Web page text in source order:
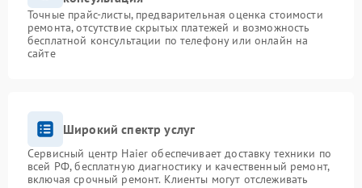
Точные прайс-листы, предварительная оценка стоимости
ремонта, отсутствие скрытых платежей и возможность
бесплатной консультации по телефону или онлайн на
сайте
Широкий спектр услуг
Сервисный центр Haier обеспечивает доставку техники по
всей РФ, бесплатную диагностику и качественный ремонт,
включая срочный ремонт. Клиенты могут отслеживать